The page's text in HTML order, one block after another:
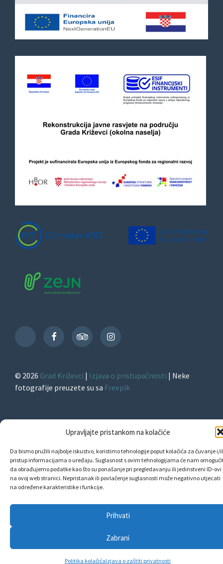
Upravljajte pristankom na kolačiće
Da bismo pružili najbolje iskustvo, koristimo tehnologije poput kolačića za čuvanje i/
pristup informacijama o uređaju. Suglasnost s ovim tehnologijama će nam
da obrađujemo podatke kao što su ponašanje pri pregledavanju ili jedinstveni ID-ovi
na ovoj web stranici. Nepristanak ili povlačenje suglasnosti može negativno utjecati
na određene karakteristike i funkcije.
Prihvati
Zabrani
Politika kolačićaIzjava o zaštiti privatnosti
TikTok
FacebookTripAdvisorInstagram
© 2026 Grad Križevci | Izjava o pristupačnosti | Neke
fotografije preuzete su sa Freepik